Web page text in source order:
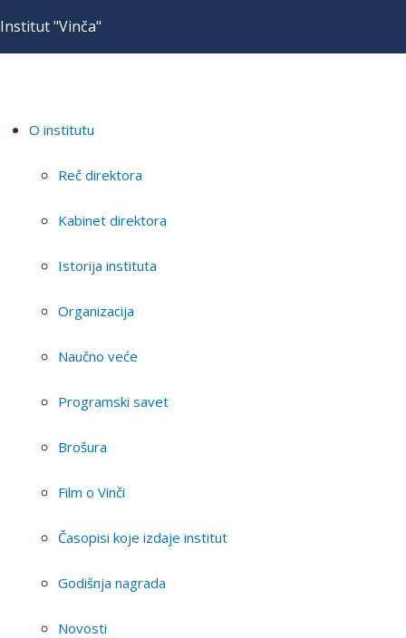
Institut "Vinča"
O institutu
Reč direktora
Kabinet direktora
Istorija instituta
Organizacija
Naučno veće
Programski savet
Brošura
Film o Vinči
Časopisi koje izdaje institut
Godišnja nagrada
Novosti